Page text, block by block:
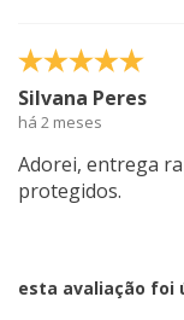
Silvana Peres
há 2 meses
Adorei, entrega
protegidos.
esta avaliação foi